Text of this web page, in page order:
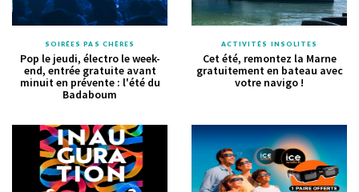
SOIRÉES PAS CHÈRES
Pop le jeudi, électro le week-
end, entrée gratuite avant
minuit en prévente : l'été du
Badaboum
ACTIVITÉS INSOLITES
Cet été, remontez la Marne
gratuitement en bateau avec
votre navigo !